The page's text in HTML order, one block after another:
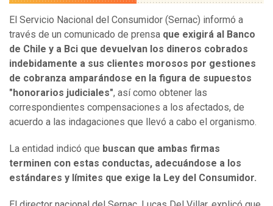
El Servicio Nacional del Consumidor (Sernac) informó a
través de un comunicado de prensa que exigirá al Banco
de Chile y a Bci que devuelvan los dineros cobrados
indebidamente a sus clientes morosos por gestiones
de cobranza amparándose en la figura de supuestos
"honorarios judiciales", así como obtener las
correspondientes compensaciones a los afectados, de
acuerdo a las indagaciones que llevó a cabo el organismo.
La entidad indicó que buscan que ambas firmas
terminen con estas conductas, adecuándose a los
estándares y límites que exige la Ley del Consumidor.